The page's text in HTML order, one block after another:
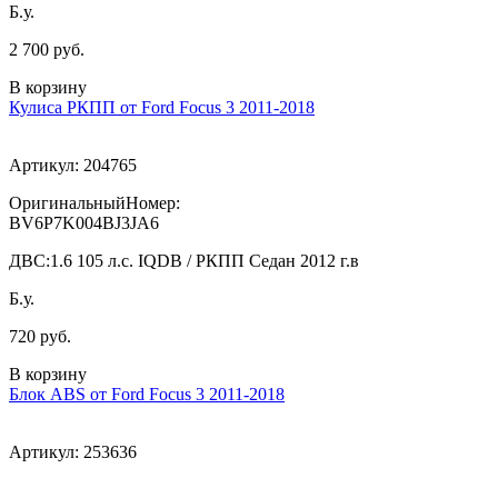
Б.у.
2 700 руб.
В корзину
Кулиса РКПП от Ford Focus 3 2011-2018
Артикул: 204765
ОригинальныйНомер:
BV6P7K004BJ3JA6
ДВС:1.6 105 л.с. IQDB / РКПП Седан 2012 г.в
Б.у.
720 руб.
В корзину
Блок ABS от Ford Focus 3 2011-2018
Артикул: 253636